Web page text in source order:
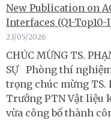
New Publication on
Interfaces (Q1-Top10-
23/05/2026
CHÚC MỪNG TS.
SỰ Phòng thí
trọng chúc mừng TS.
Trưởng PTN Vật liệu
vừa công bố thành